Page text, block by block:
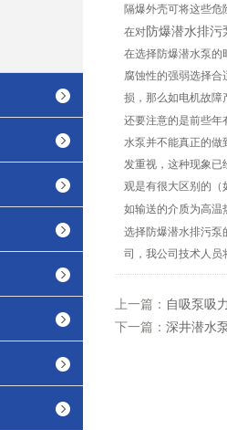
隔爆外壳可将这些
在对防爆潜水排污
在选择防爆潜水泵的
腐蚀性的强弱选择
损，那么如电机故障
还要注意的是前些年
水泵并不能真正的做
发重视，这种现象已
观是有很大区别的（
如输送的介质为高温
选择防爆潜水排污泵
司，我公司技术人员
上一篇： 自吸泵吸
下一篇： 深井潜水